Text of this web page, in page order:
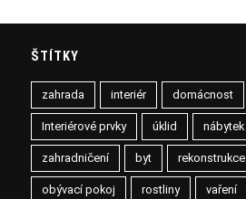
ŠTÍTKY
zahrada interiér domácnost
Interiérové prvky úklid nábytek
zahradničení byt rekonstrukce
obývací pokoj rostliny vaření